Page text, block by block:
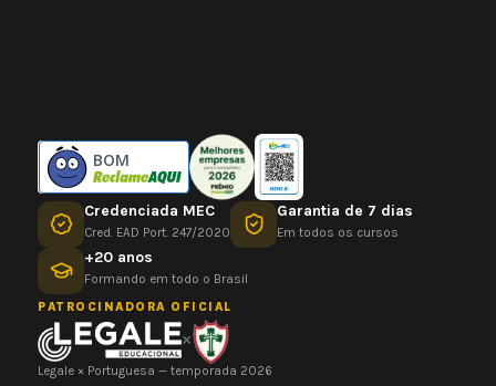
BOM
Credenciada MEC
Cred. EAD Port. 247/2020
Garantia de 7 dias
Em todos os cursos
+20 anos
Formando em todo o Brasil
PATROCINADORA OFICIAL
×
Legale × Portuguesa — temporada 2026